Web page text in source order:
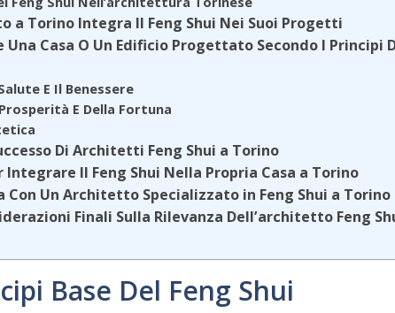
a Torino Integra Il Feng Shui Nei Suoi Progetti
Una Casa O Un Edificio Progettato Secondo I Principi
E Il Benessere
E Della Fortuna
Di Architetti Feng Shui a Torino
Il Feng Shui Nella Propria Casa a Torino
Con Un Architetto Specializzato in Feng Shui a Torino
Finali Sulla Rilevanza Dell’architetto Feng
Base Del Feng Shui